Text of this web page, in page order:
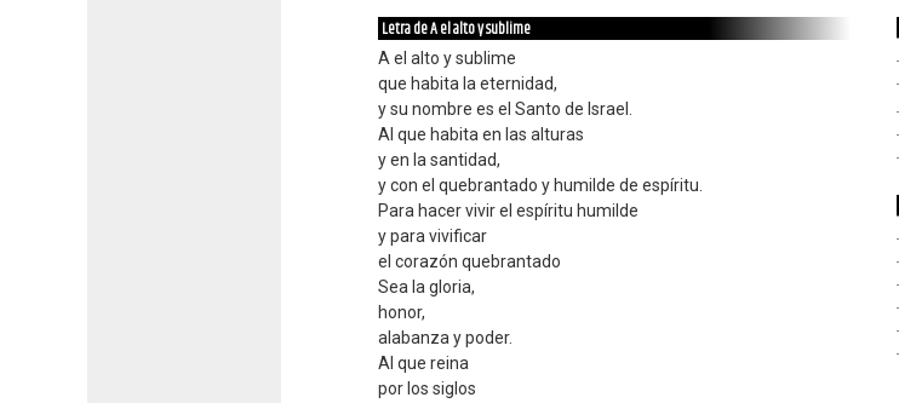
Letra de A el alto y sublime
A el alto y sublime
que habita la eternidad,
y su nombre es el Santo de Israel.
Al que habita en las alturas
y en la santidad,
y con el quebrantado y humilde de espíritu.
Para hacer vivir el espíritu humilde
y para vivificar
el corazón quebrantado
Sea la gloria,
honor,
alabanza y poder.
Al que reina
por los siglos